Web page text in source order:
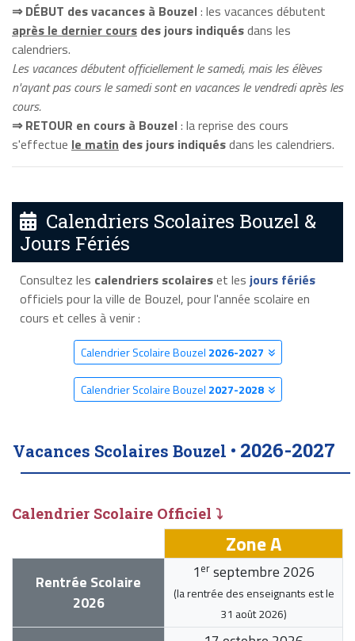
⇒ DÉBUT des vacances à Bouzel: les vacances débutent
après le dernier cours des jours indiquésdans les
calendriers.
Les vacances débutent officiellement le samedi, mais les élèves
n'ayant pas cours le samedi sont en vacances le vendredi après les
cours.
⇒ RETOUR en cours à Bouzel: la reprise des cours
s'effectue le matin des jours indiquésdans les calendriers.
Calendriers Scolaires Bouzel &
Jours Fériés
Consultez les calendriers scolaireset les jours fériés
officiels pour la ville de Bouzel, pour l'année scolaire en
cours et celles à venir :
Calendrier Scolaire Bouzel 2026-2027
Calendrier Scolaire Bouzel 2027-2028
Vacances Scolaires Bouzel • 2026-2027
Calendrier Scolaire Officiel ⤵
Zone A
Rentrée Scolaire
2026
1 er septembre 2026
(la rentrée des enseignants est le
31 août 2026)